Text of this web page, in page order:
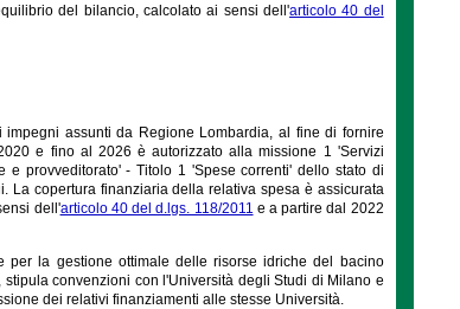
del bilancio, calcolato ai sensi dell'articolo 40 del
assunti da Regione Lombardia, al fine di fornire
e fino al 2026 è autorizzato alla missione 1 'Servizi
e provveditorato' - Titolo 1 'Spese correnti' dello stato di
La copertura finanziaria della relativa spesa è assicurata
dell'articolo 40 del d.lgs. 118/2011 e a partire dal 2022
per la gestione ottimale delle risorse idriche del bacino
convenzioni con l'Università degli Studi di Milano e
dei relativi finanziamenti alle stesse Università.